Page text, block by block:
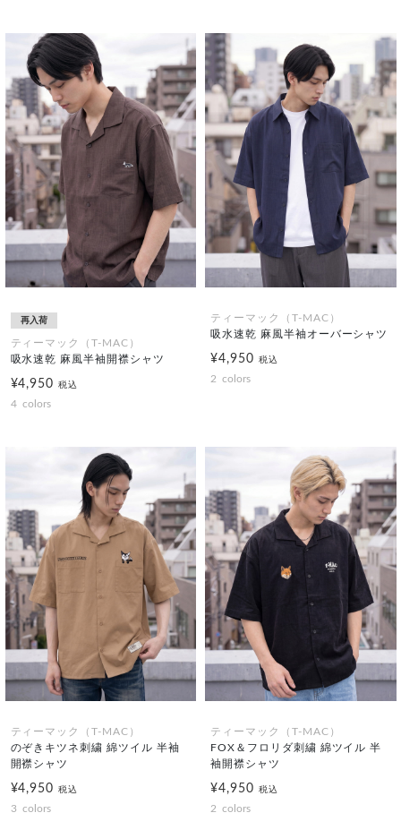
再入荷
ティーマック（T-MAC）
吸水速乾 麻風半袖開襟シャツ
¥4,950税込
4 colors
ティーマック（T-MAC）
吸水速乾 麻風半袖オーバーシャツ
¥4,950 税込
2 colors
ティーマック（T-MAC）
のぞきキツネ刺繍 綿ツイル 半袖
開襟シャツ
¥4,950税込
3 colors
ティーマック（T-MAC）
FOX＆フロリダ刺繍 綿ツイル 半
袖開襟シャツ
¥4,950 税込
2 colors